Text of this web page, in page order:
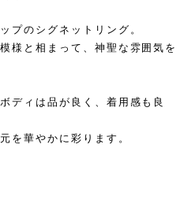
プのシグネットリング。
様と相まって、神聖な雰囲気を
ディは品が良く、着用感も良
を華やかに彩ります。